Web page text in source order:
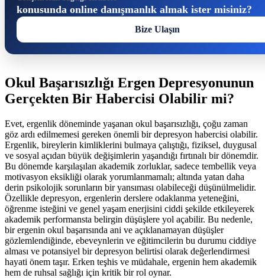
konusunda online danışmanlık almak ister misiniz?
Bize Ulaşın
Okul Başarısızlığı Ergen Depresyonunun
Gerçekten Bir Habercisi Olabilir mi?
Evet, ergenlik döneminde yaşanan okul başarısızlığı, çoğu zaman
göz ardı edilmemesi gereken önemli bir depresyon habercisi olabilir.
Ergenlik, bireylerin kimliklerini bulmaya çalıştığı, fiziksel, duygusal
ve sosyal açıdan büyük değişimlerin yaşandığı fırtınalı bir dönemdir.
Bu dönemde karşılaşılan akademik zorluklar, sadece tembellik veya
motivasyon eksikliği olarak yorumlanmamalı; altında yatan daha
derin psikolojik sorunların bir yansıması olabileceği düşünülmelidir.
Özellikle depresyon, ergenlerin derslere odaklanma yeteneğini,
öğrenme isteğini ve genel yaşam enerjisini ciddi şekilde etkileyerek
akademik performansta belirgin düşüşlere yol açabilir. Bu nedenle,
bir ergenin okul başarısında ani ve açıklanamayan düşüşler
gözlemlendiğinde, ebeveynlerin ve eğitimcilerin bu durumu ciddiye
alması ve potansiyel bir depresyon belirtisi olarak değerlendirmesi
hayati önem taşır. Erken teşhis ve müdahale, ergenin hem akademik
hem de ruhsal sağlığı için kritik bir rol oynar.